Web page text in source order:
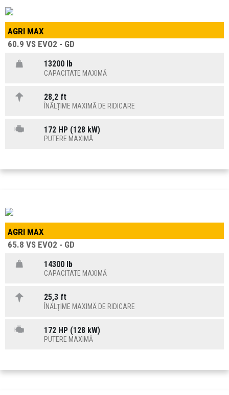
AGRI MAX
60.9 VS EVO2 - GD
13200 lb
CAPACITATE MAXIMĂ
28,2 ft
ÎNĂLȚIME MAXIMĂ DE RIDICARE
172 HP (128 kW)
PUTERE MAXIMĂ
AGRI MAX
65.8 VS EVO2 - GD
14300 lb
CAPACITATE MAXIMĂ
25,3 ft
ÎNĂLȚIME MAXIMĂ DE RIDICARE
172 HP (128 kW)
PUTERE MAXIMĂ